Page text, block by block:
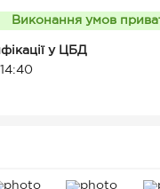
Виконання умов
у ЦБД